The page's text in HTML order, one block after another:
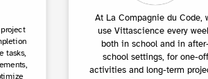
tasks,
At La Compagnie du Code,
use Vittascience every
both in school and in
school settings, for one-off
activities and long-term